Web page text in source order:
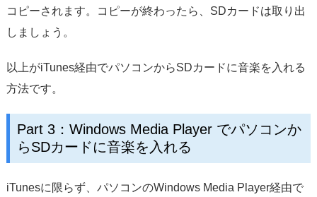
コピーされます。コピーが終わったら、SDカードは取り出
しましょう。
以上がiTunes経由でパソコンからSDカードに音楽を入れる
方法です。
Part 3：Windows Media Player でパソコンか
らSDカードに音楽を入れる
iTunesに限らず、パソコンのWindows Media Player経由で